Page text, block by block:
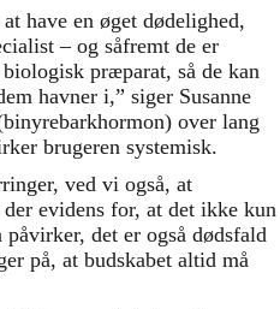
have en øget dødelighed,
– og såfremt de er
præparat, så de kan
havner i,” siger Susanne
over lang
brugeren systemisk.
ved vi også, at
evidens for, at det ikke kun
påvirker, det er også dødsfald
på, at budskabet altid må